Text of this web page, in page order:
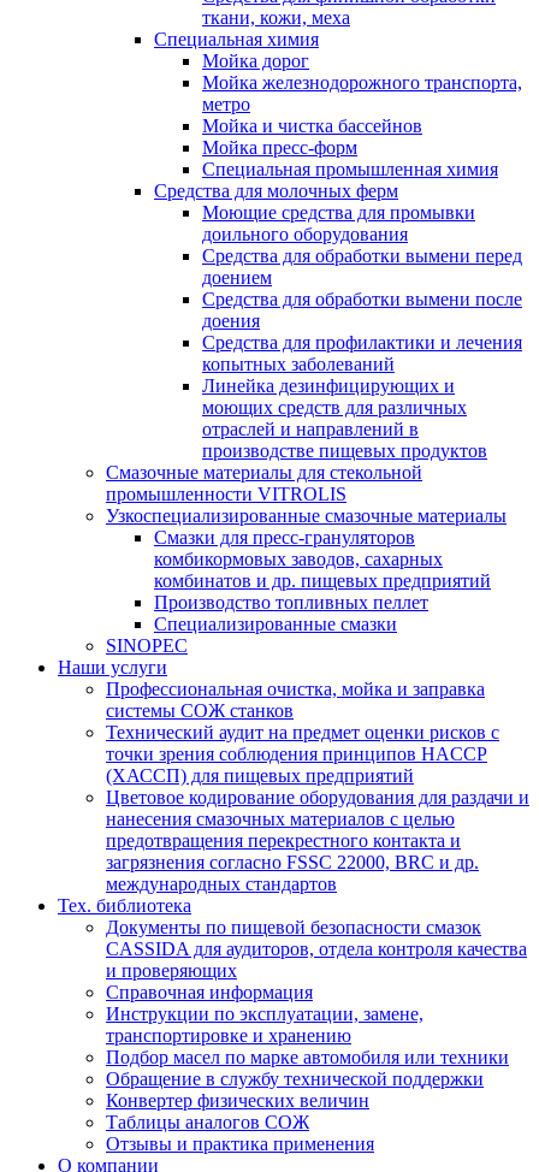
ткани, кожи, меха
Специальная химия
Мойка дорог
Мойка железнодорожного транспорта,
метро
Мойка и чистка бассейнов
Мойка пресс-форм
Специальная промышленная химия
Средства для молочных ферм
Моющие средства для промывки
доильного оборудования
Средства для обработки вымени перед
доением
Средства для обработки вымени после
доения
Средства для профилактики и лечения
копытных заболеваний
Линейка дезинфицирующих и
моющих средств для различных
отраслей и направлений в
производстве пищевых продуктов
Смазочные материалы для стекольной
промышленности VITROLIS
Узкоспециализированные смазочные материалы
Смазки для пресс-грануляторов
комбикормовых заводов, сахарных
комбинатов и др. пищевых предприятий
Производство топливных пеллет
Специализированные смазки
SINOPEC
Наши услуги
Профессиональная очистка, мойка и заправка
системы СОЖ станков
Технический аудит на предмет оценки рисков с
точки зрения соблюдения принципов HACCP
(ХАССП) для пищевых предприятий
Цветовое кодирование оборудования для раздачи и
нанесения смазочных материалов с целью
предотвращения перекрестного контакта и
загрязнения согласно FSSC 22000, BRC и др.
международных стандартов
Тех. библиотека
Документы по пищевой безопасности смазок
CASSIDA для аудиторов, отдела контроля качества
и проверяющих
Справочная информация
Инструкции по эксплуатации, замене,
транспортировке и хранению
Подбор масел по марке автомобиля или техники
Обращение в службу технической поддержки
Конвертер физических величин
Таблицы аналогов СОЖ
Отзывы и практика применения
О компании